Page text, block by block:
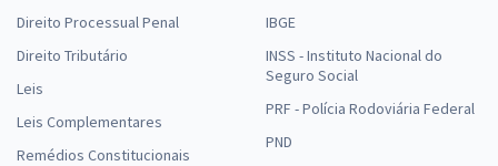
Direito Processual Penal
Direito Tributário
Leis
Leis Complementares
Remédios Constitucionais
IBGE
INSS - Instituto Nacional do
Seguro Social
PRF - Polícia Rodoviária Federal
PND